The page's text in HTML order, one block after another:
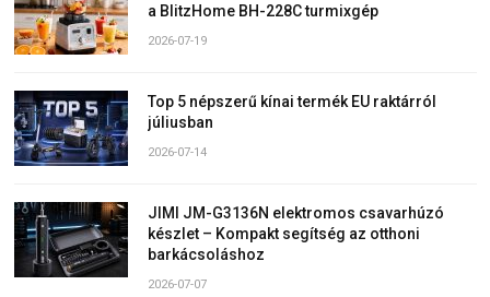
a BlitzHome BH-228C turmixgép
2026-07-19
Top 5 népszerű kínai termék EU raktárról
júliusban
2026-07-14
JIMI JM-G3136N elektromos csavarhúzó
készlet – Kompakt segítség az otthoni
barkácsoláshoz
2026-07-07